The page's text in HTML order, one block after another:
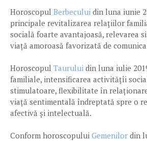
Horoscopul Berbecului din luna iunie
principale revitalizarea relațiilor
socială foarte avantajoasă, relevarea
viață amoroasă favorizată de
Horoscopul Taurului din luna iulie
familiale, intensificarea activitățîi
stimulatoare, flexibilitate în
viață sentimentală îndreptată spre o
afectivă și intelectuală.
Conform horoscopului Gemenilor din